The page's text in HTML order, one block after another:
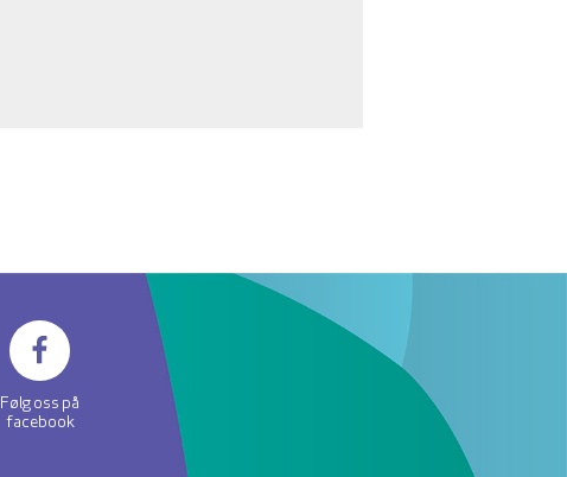
Følg oss på
facebook